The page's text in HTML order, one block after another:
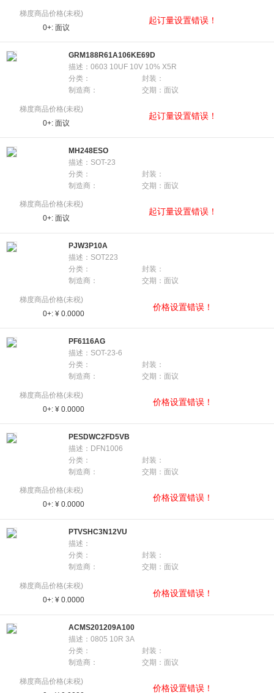
梯度商品价格(未税)
0+: 面议
起订量设置错误！
GRM188R61A106KE69D
描述：0603 10UF 10V 10% X5R
分类：
封装：
制造商：
交期：面议
梯度商品价格(未税)
0+: 面议
起订量设置错误！
MH248ESO
描述：SOT-23
分类：
封装：
制造商：
交期：面议
梯度商品价格(未税)
0+: 面议
起订量设置错误！
PJW3P10A
描述：SOT223
分类：
封装：
制造商：
交期：面议
梯度商品价格(未税)
0+: ¥ 0.0000
价格设置错误！
PF6116AG
描述：SOT-23-6
分类：
封装：
制造商：
交期：面议
梯度商品价格(未税)
0+: ¥ 0.0000
价格设置错误！
PESDWC2FD5VB
描述：DFN1006
分类：
封装：
制造商：
交期：面议
梯度商品价格(未税)
0+: ¥ 0.0000
价格设置错误！
PTVSHC3N12VU
描述：
分类：
封装：
制造商：
交期：面议
梯度商品价格(未税)
0+: ¥ 0.0000
价格设置错误！
ACMS201209A100
描述：0805 10R 3A
分类：
封装：
制造商：
交期：面议
梯度商品价格(未税)
价格设置错误！